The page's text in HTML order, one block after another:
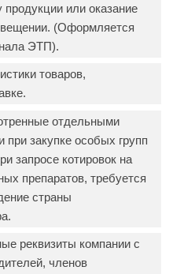
продукции или оказание
(Оформляется
ЭТП).
товаров,
отдельными
закупке особых групп
запросе котировок на
препаратов, требуется
страны
реквизиты компании с
членов